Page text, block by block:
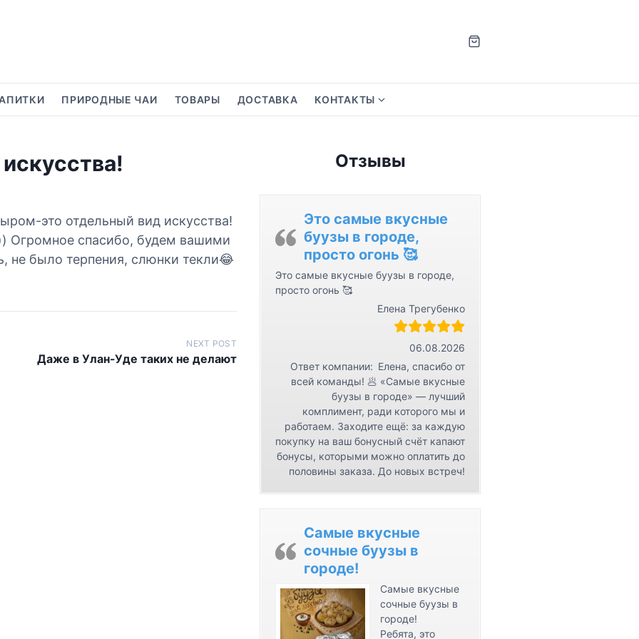
ПРИРОДНЫЕ ЧАИ ТОВАРЫ ДОСТАВКА КОНТАКТЫ
w
u
m
e
n
u
o
о
н
т
а
к
т
ы
это отдельный вид искусства!
Огромное спасибо, будем вашими
не было терпения, слюнки текли😂
NEXT POST
Даже в Улан-Уде таких не делают
Отзывы
Это самые вкусные
буузы в городе,
просто огонь 🥰
Это самые вкусные буузы в городе,
просто огонь 🥰
Елена Трегубенко
06.08.2026
Ответ компании: Елена, спасибо от
всей команды! 🥟 «Самые вкусные
буузы в городе» — лучший
комплимент, ради которого мы и
работаем. Заходите ещё: за каждую
покупку на ваш бонусный счёт капают
бонусы, которыми можно оплатить до
половины заказа. До новых встреч!
Самые вкусные
сочные буузы в
городе!
Самые вкусные
сочные буузы в
городе!
Ребята, это